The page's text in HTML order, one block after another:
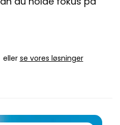
eller se vores løsninger